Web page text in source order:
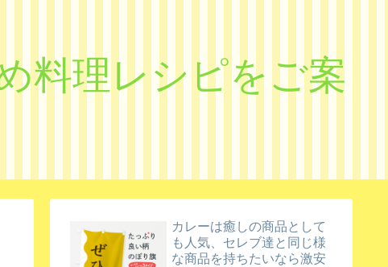
料理レシピをご案
カレーは癒しの商品として
も人気、セレブ達と同じ様
な商品を持ちたいなら激安